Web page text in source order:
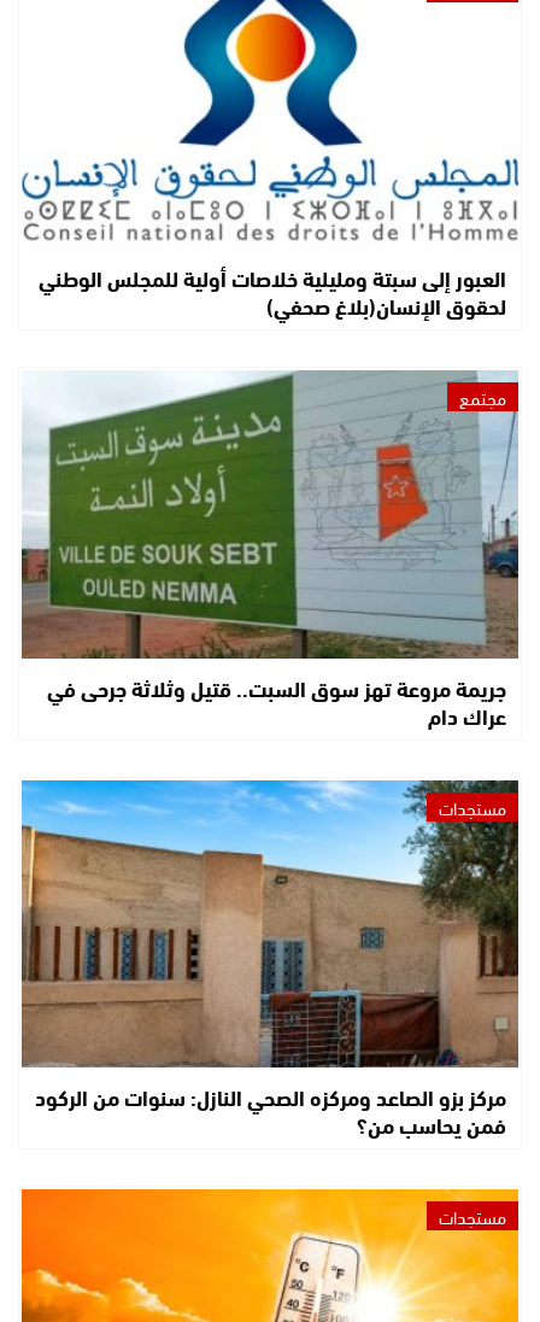
العبور إلى سبتة ومليلية خلاصات أولية للمجلس الوطني
لحقوق الإنسان(بلاغ صحفي)
مجتمع
جريمة مروعة تهز سوق السبت.. قتيل وثلاثة جرحى في
عراك دام
مستجدات
مركز بزو الصاعد ومركزه الصحي النازل: سنوات من الركود
فمن يحاسب من؟
مستجدات